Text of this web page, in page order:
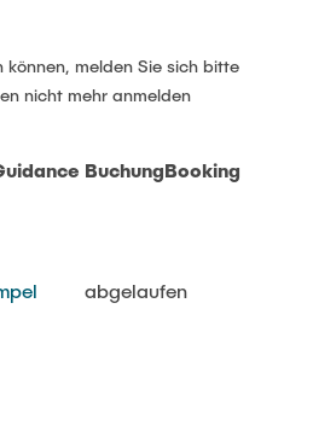
melden Sie sich bitte
nicht mehr anmelden
BuchungBooking
abgelaufen